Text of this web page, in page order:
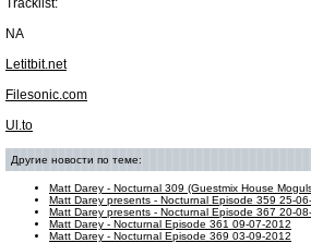
Tracklist:
NA
Letitbit.net
Filesonic.com
Ul.to
Другие новости по теме:
Matt Darey - Nocturnal 309 (Guestmix House
Matt Darey presents - Nocturnal Episode 359 25-
Matt Darey presents - Nocturnal Episode 367 20-
Matt Darey - Nocturnal Episode 361 09-07-2012
Matt Darey - Nocturnal Episode 369 03-09-2012